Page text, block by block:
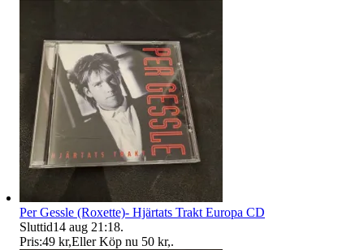
Per Gessle (Roxette)- Hjärtats Trakt Europa CD
Sluttid14 aug 21:18.
Pris:49 kr,Eller Köp nu 50 kr,.